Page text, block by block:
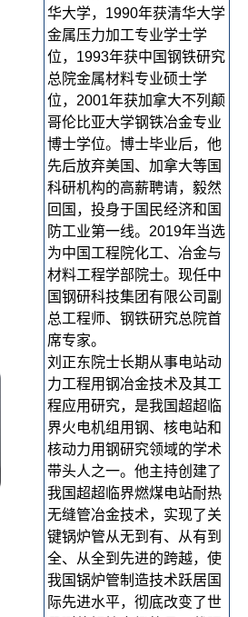
华大学，1990年获清华大学
金属压力加工专业学士学
位，1993年获中国钢铁研究
总院金属材料专业硕士学
位，2001年获加拿大不列颠
哥伦比亚大学钢铁冶金专业
博士学位。博士毕业后，他
先后放弃美国、加拿大等国
科研机构的高薪聘请，毅然
回国，投身于国民经济和国
防工业第一线。2019年当选
为中国工程院化工、冶金与
材料工程学部院士。现任中
国钢研科技集团有限公司副
总工程师、钢铁研究总院首
席专家。
刘正东院士长期从事电站动
力工程用钢冶金技术及其工
程应用研究，是我国超超临
界火电机组用钢、核电站和
核动力用钢研究领域的学术
带头人之一。他主持创建了
我国超超临界燃煤电站耐热
无缝管冶金技术，实现了关
键锅炉管从无到有、从有到
全、从全到先进的跨越，使
我国锅炉管制造技术跃居国
际先进水平，彻底改变了世